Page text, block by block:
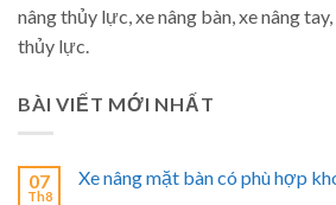
nâng thủy lực, xe nâng bàn, xe nâng
thủy lực.
BÀI VIẾT MỚI NHẤT
07
Th8
Xe nâng mặt bàn có phù hợp